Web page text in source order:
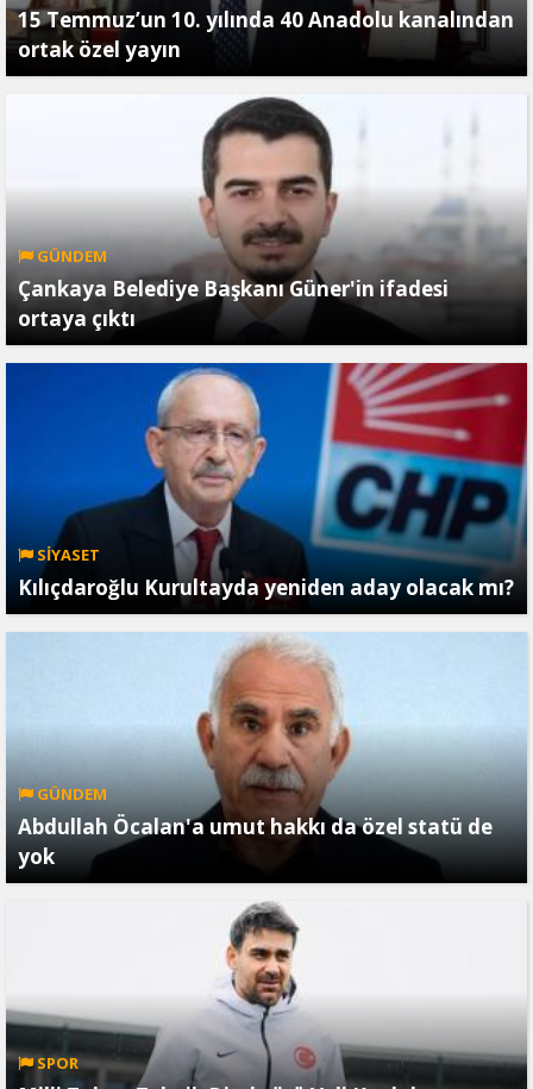
15 Temmuz’un 10. yılında 40 Anadolu kanalından
ortak özel yayın
GÜNDEM
Çankaya Belediye Başkanı Güner'in ifadesi
ortaya çıktı
SİYASET
Kılıçdaroğlu Kurultayda yeniden aday olacak mı?
GÜNDEM
Abdullah Öcalan'a umut hakkı da özel statü de
yok
SPOR